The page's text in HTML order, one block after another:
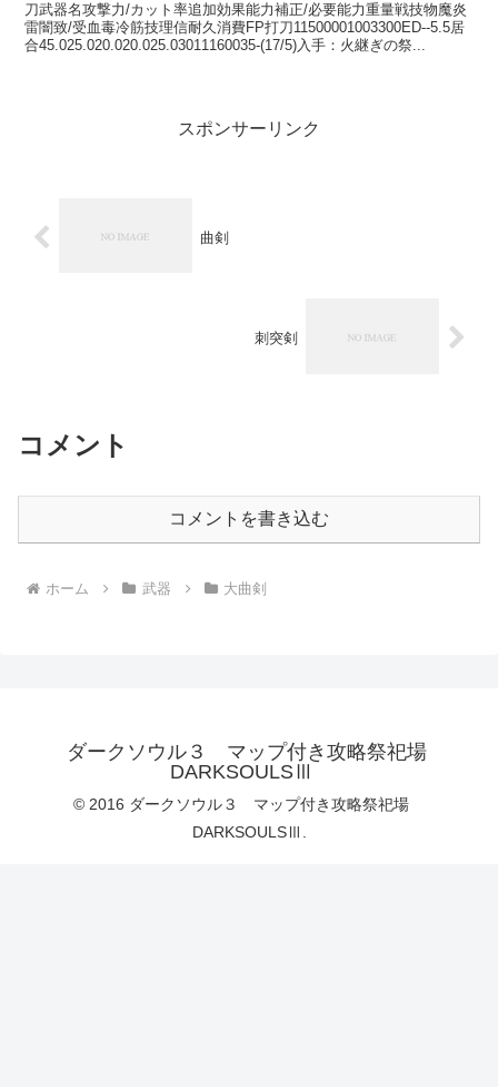
刀武器名攻撃力/カット率追加効果能力補正/必要能力重量戦技物魔炎
雷闇致/受血毒冷筋技理信耐久消費FP打刀11500001003300ED--5.5居
合45.025.020.020.025.03011160035-(17/5)入手：火継ぎの祭...
スポンサーリンク
曲剣
刺突剣
コメント
コメントを書き込む
ホーム 武器 大曲剣
ダークソウル３ マップ付き攻略祭祀場
DARKSOULSⅢ
© 2016 ダークソウル３ マップ付き攻略祭祀場
DARKSOULSⅢ.